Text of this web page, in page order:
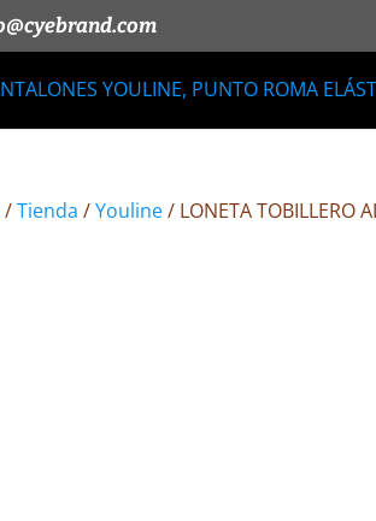
/Tienda /Youline/ LONETA TOBILLERO